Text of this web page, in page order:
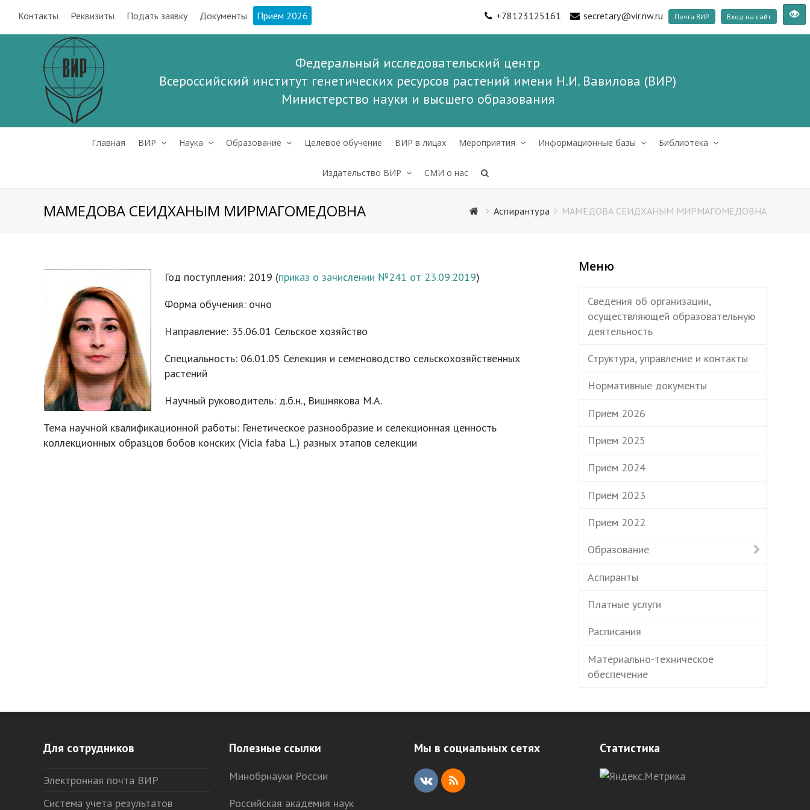
Контакты Реквизиты Подать заявку Документы Прием 2026 +78123125161 secretary@vir.nw.ru Почта ВИР Вход на сайт
Федеральный исследовательский центр
Всероссийский институт генетических ресурсов растений имени Н.И. Вавилова (ВИР)
Министерство науки и высшего образования
Главная ВИР Наука Образование Целевое обучение ВИР в лицах Мероприятия Информационные базы Библиотека
Издательство ВИР СМИ о нас
МАМЕДОВА СЕИДХАНЫМ МИРМАГОМЕДОВНА Аспирантура МАМЕДОВА СЕИДХАНЫМ МИРМАГОМЕДОВНА
Год поступления: 2019 (приказ о зачислении №241 от 23.09.2019)
Форма обучения: очно
Направление: 35.06.01 Сельское хозяйство
Специальность: 06.01.05 Селекция и семеноводство сельскохозяйственных
растений
Научный руководитель: д.б.н., Вишнякова М.А.
Тема научной квалификационной работы: Генетическое разнообразие и селекционная ценность
коллекционных образцов бобов конских (Vicia faba L.) разных этапов селекции
Меню
Сведения об организации,
осуществляющей образовательную
деятельность
Структура, управление и контакты
Нормативные документы
Прием 2026
Прием 2025
Прием 2024
Прием 2023
Прием 2022
Образование
Аспиранты
Платные услуги
Расписания
Материально-техническое
обеспечение
Для сотрудников
Электронная почта ВИР
Система учета результатов
Полезные ссылки
Минобрнауки России
Российская академия наук
Мы в социальных сетях
V
R
Статистика